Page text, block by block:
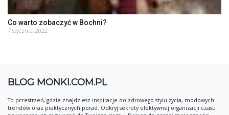
Co warto zobaczyć w Bochni?
7 stycznia, 2022
BLOG MONKI.COM.PL
To przestrzeń, gdzie znajdziesz inspiracje do zdrowego stylu życia, modowych
trendów oraz praktycznych porad. Odkryj sekrety efektywnej organizacji czasu i